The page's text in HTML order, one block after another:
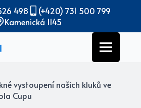
498
(+420) 731 500 799
Kamenická 1145
vystoupení našich kluků ve
Cupu